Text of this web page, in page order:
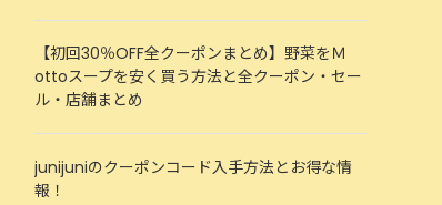
【初回30％OFF全クーポンまとめ】野菜をＭ
ottoスープを安く買う方法と全クーポン・セー
ル・店舗まとめ
junijuniのクーポンコード入手方法とお得な情
報！